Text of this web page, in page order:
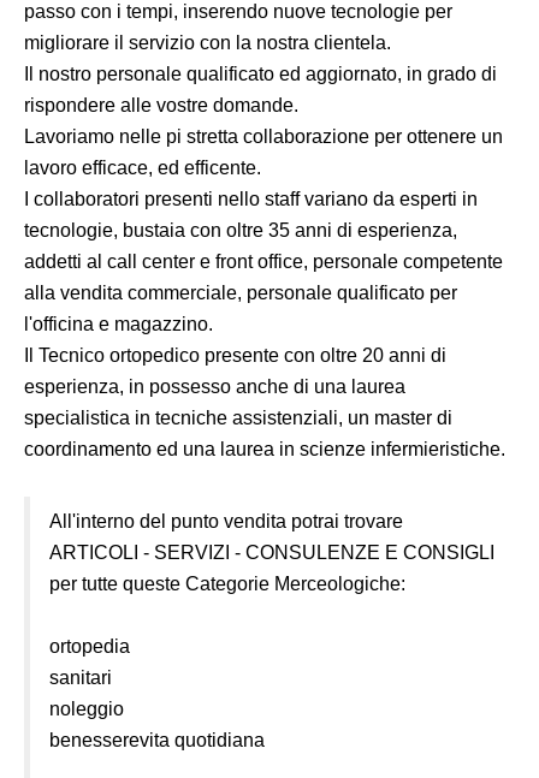
passo con i tempi, inserendo nuove tecnologie per
migliorare il servizio con la nostra clientela.
Il nostro personale qualificato ed aggiornato, in grado di
rispondere alle vostre domande.
Lavoriamo nelle pi stretta collaborazione per ottenere un
lavoro efficace, ed efficente.
I collaboratori presenti nello staff variano da esperti in
tecnologie, bustaia con oltre 35 anni di esperienza,
addetti al call center e front office, personale competente
alla vendita commerciale, personale qualificato per
l'officina e magazzino.
Il Tecnico ortopedico presente con oltre 20 anni di
esperienza, in possesso anche di una laurea
specialistica in tecniche assistenziali, un master di
coordinamento ed una laurea in scienze infermieristiche.
All'interno del punto vendita potrai trovare
ARTICOLI - SERVIZI - CONSULENZE E CONSIGLI
per tutte queste Categorie Merceologiche:
ortopedia
sanitari
noleggio
benesserevita quotidiana